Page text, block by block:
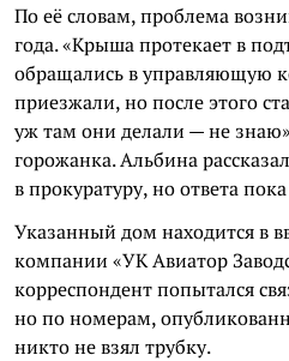
По её словам, проблема
года. «Крыша протекает в
обращались в управляющую
приезжали, но после этого
уж там они делали — не
горожанка. Альбина
в прокуратуру, но ответа
Указанный дом находится в
компании «УК Авиатор
корреспондент попытался
но по номерам,
никто не взял трубку.